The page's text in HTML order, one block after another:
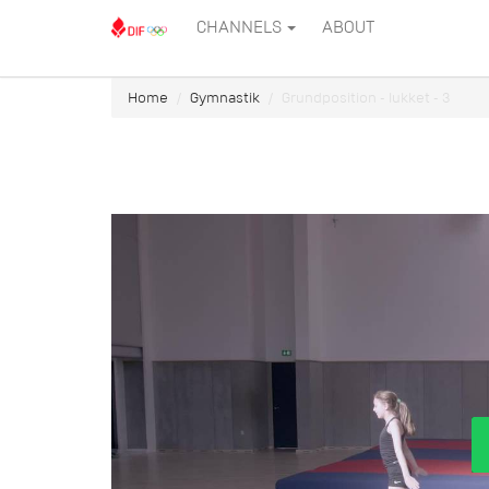
CHANNELS ABOUT
Home Gymnastik Grundposition - lukket - 3